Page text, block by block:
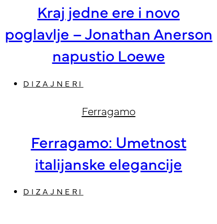
Kraj jedne ere i novo
poglavlje – Jonathan Anerson
napustio Loewe
DIZAJNERI
Ferragamo
Ferragamo: Umetnost
italijanske elegancije
DIZAJNERI